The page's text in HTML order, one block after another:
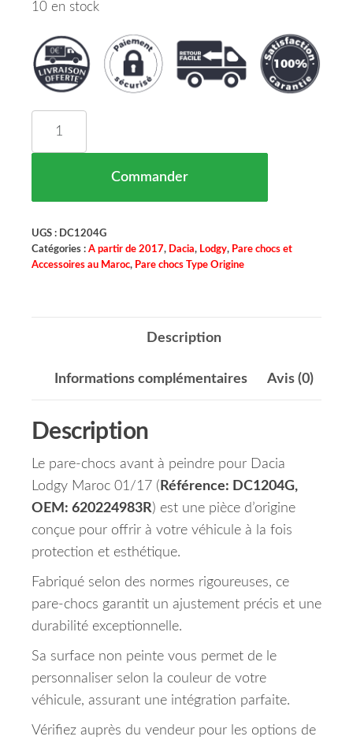
10 en stock
Commander
UGS : DC1204G
Catégories : A partir de 2017, Dacia, Lodgy, Pare chocs et
Accessoires au Maroc, Pare chocs Type Origine
Description
Informations complémentaires Avis (0)
Description
Le pare-chocs avant à peindre pour Dacia
Lodgy Maroc 01/17 ( Référence: DC1204G,
OEM: 620224983R) est une pièce d’origine
conçue pour offrir à votre véhicule à la fois
protection et esthétique.
Fabriqué selon des normes rigoureuses, ce
pare-chocs garantit un ajustement précis et une
durabilité exceptionnelle.
Sa surface non peinte vous permet de le
personnaliser selon la couleur de votre
véhicule, assurant une intégration parfaite.
Vérifiez auprès du vendeur pour les options de